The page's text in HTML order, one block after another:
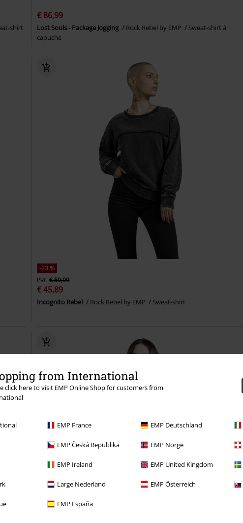
from International
click here to visit EMP Online Shop for customers from
EMP France EMP Deutschland
EMP Česká Republika EMP Norge
EMP Ireland EMP United Kingdom
Large Nederland EMP Österreich
EMP España
shirt
€ 86,99
Lost Souls - Package Jogging Rock Rebel by EMP
Sweat-shirt à
capuche
-23 %
PVC € 59,99
€ 45,89
Incognito Rebel Rock Rebel by EMP Sweat-shirt